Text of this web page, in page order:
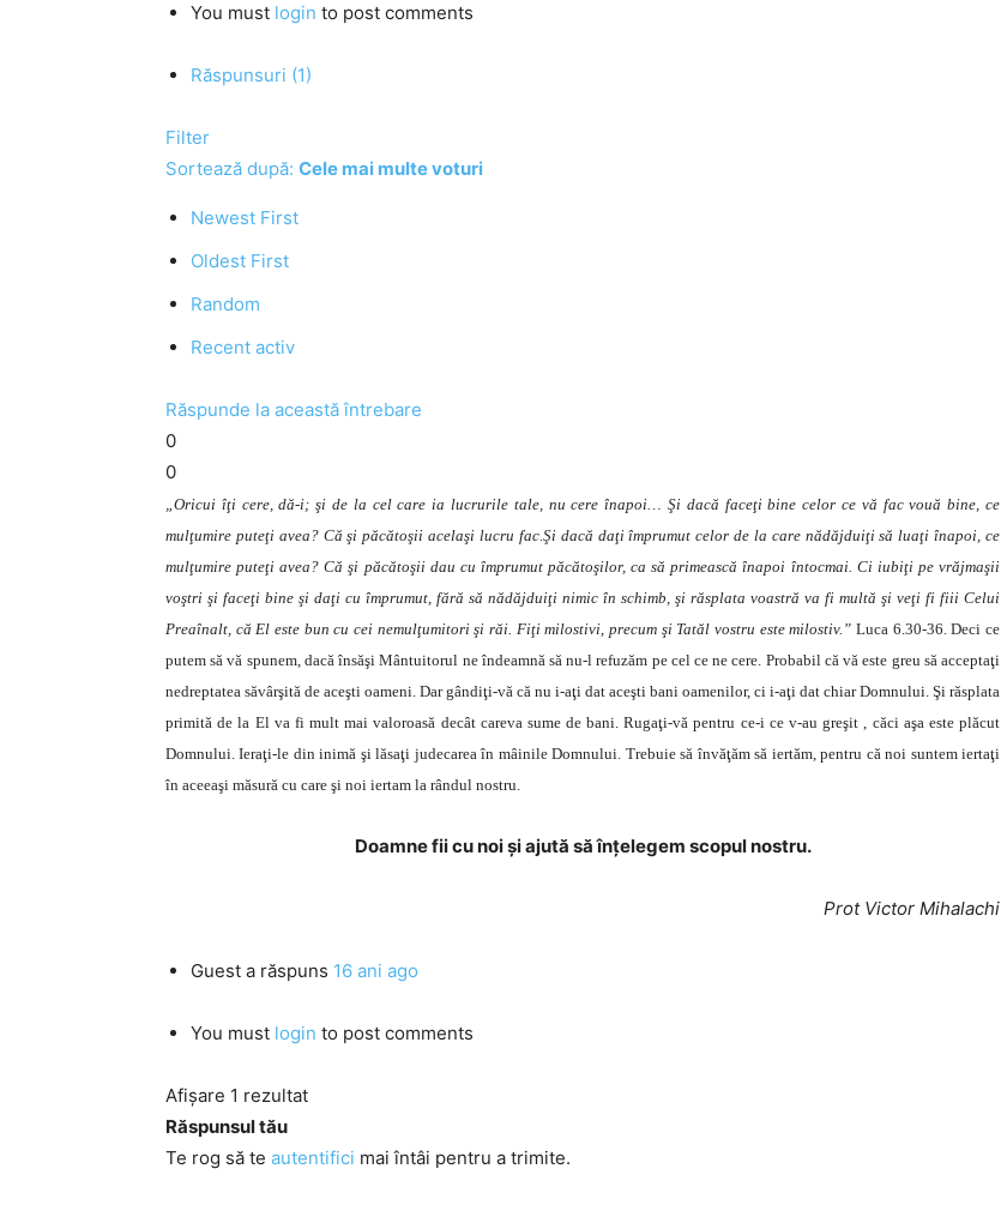
You must login to post comments
Răspunsuri (1)
Filter
Sortează după: Cele mai multe voturi
Newest First
Oldest First
Random
Recent activ
Răspunde la această întrebare
0
0
„Oricui îţi cere, dă-i; şi de la cel care ia lucrurile tale, nu cere înapoi… Şi dacă faceţi bine celor ce vă fac vouă bine, ce
mulţumire puteţi avea? Că şi păcătoşii acelaşi lucru fac.Şi dacă daţi împrumut celor de la care nădăjduiţi să luaţi înapoi, ce
mulţumire puteţi avea? Că şi păcătoşii dau cu împrumut păcătoşilor, ca să primească înapoi întocmai. Ci iubiţi pe vrăjmaşii
voştri şi faceţi bine şi daţi cu împrumut, fără să nădăjduiţi nimic în schimb, şi răsplata voastră va fi multă şi veţi fi fiii Celui
Preaînalt, că El este bun cu cei nemulţumitori şi răi. Fiţi milostivi, precum şi Tatăl vostru este milostiv.” Luca 6.30-36. Deci ce
putem să vă spunem, dacă însăşi Mântuitorul ne îndeamnă să nu-l refuzăm pe cel ce ne cere. Probabil că vă este greu să acceptaţi
nedreptatea săvârşită de aceşti oameni. Dar gândiţi-vă că nu i-aţi dat aceşti bani oamenilor, ci i-aţi dat chiar Domnului. Şi răsplata
primită de la El va fi mult mai valoroasă decât careva sume de bani. Rugaţi-vă pentru ce-i ce v-au greşit , căci aşa este plăcut
Domnului. Ieraţi-le din inimă şi lăsaţi judecarea în mâinile Domnului. Trebuie să învăţăm să iertăm, pentru că noi suntem iertaţi
în aceeaşi măsură cu care şi noi iertam la rândul nostru.
Doamne fii cu noi și ajută să înțelegem scopul nostru.
Prot Victor Mihalachi
Guest a răspuns 16 ani ago
You must login to post comments
Afișare 1 rezultat
Răspunsul tău
Te rog să te autentifici mai întâi pentru a trimite.